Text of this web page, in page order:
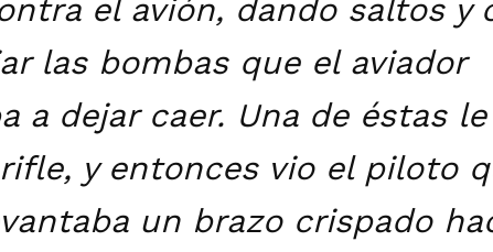
el avión, dando saltos y
las bombas que el aviador
a dejar caer. Una de éstas
y entonces vio el piloto
un brazo crispado